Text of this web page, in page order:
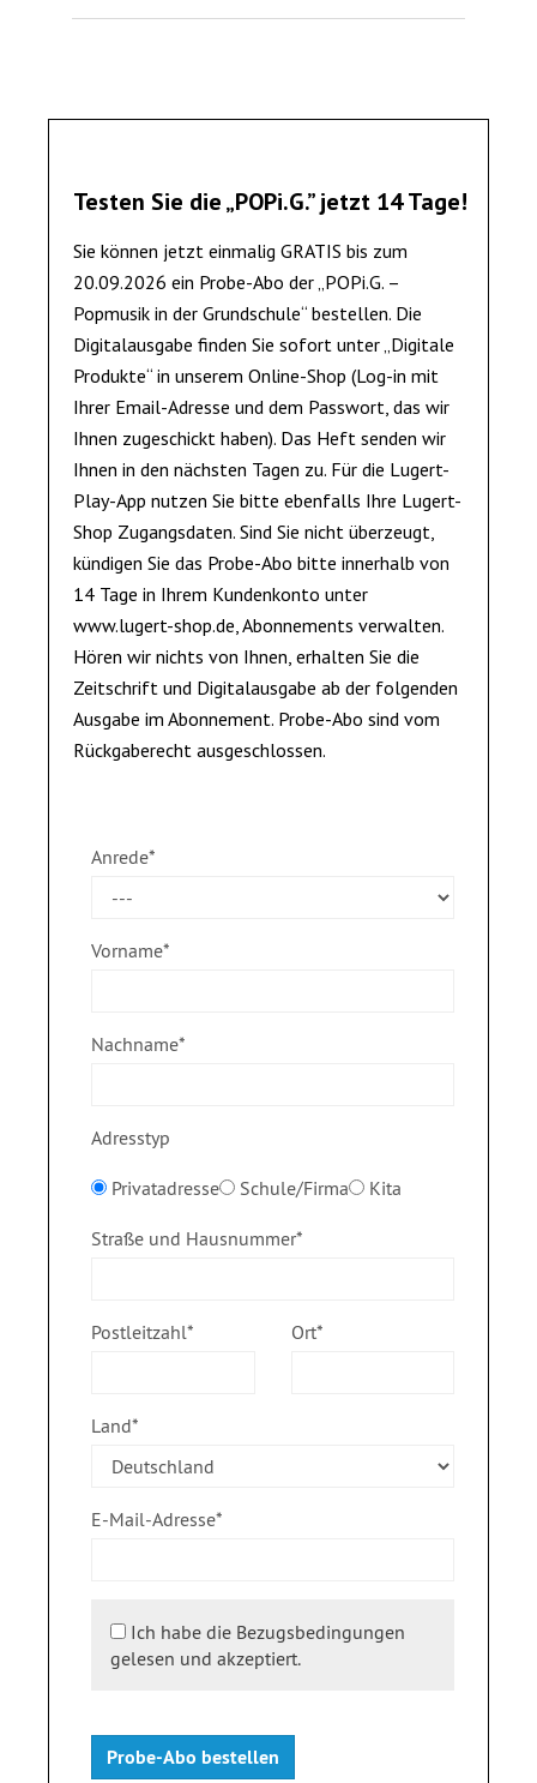
Testen Sie die „POPi.G.” jetzt 14 Tage!
Sie können jetzt einmalig GRATIS bis zum
20.09.2026 ein Probe-Abo der „POPi.G. –
Popmusik in der Grundschule“ bestellen. Die
Digitalausgabe finden Sie sofort unter „Digitale
Produkte“ in unserem Online-Shop (Log-in mit
Ihrer Email-Adresse und dem Passwort, das wir
Ihnen zugeschickt haben). Das Heft senden wir
Ihnen in den nächsten Tagen zu. Für die Lugert-
Play-App nutzen Sie bitte ebenfalls Ihre Lugert-
Shop Zugangsdaten. Sind Sie nicht überzeugt,
kündigen Sie das Probe-Abo bitte innerhalb von
14 Tage in Ihrem Kundenkonto unter
www.lugert-shop.de, Abonnements verwalten.
Hören wir nichts von Ihnen, erhalten Sie die
Zeitschrift und Digitalausgabe ab der folgenden
Ausgabe im Abonnement. Probe-Abo sind vom
Rückgaberecht ausgeschlossen.